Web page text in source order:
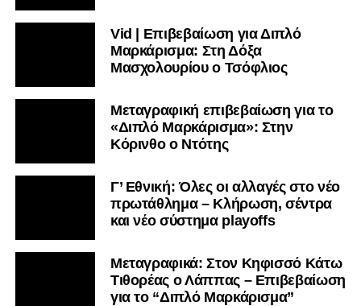
Vid | Επιβεβαίωση για Διπλό
Μαρκάρισμα: Στη Δόξα
Μασχολουρίου ο Τσόφλιος
Μεταγραφική επιβεβαίωση για το
«Διπλό Μαρκάρισμα»: Στην
Κόρινθο ο Ντότης
Γ’ Εθνική: Όλες οι αλλαγές στο νέο
πρωτάθλημα – Κλήρωση, σέντρα
και νέο σύστημα playoffs
Μεταγραφικά: Στον Κηφισσό Κάτω
Τιθορέας ο Λάππας – Επιβεβαίωση
για το “Διπλό Μαρκάρισμα”